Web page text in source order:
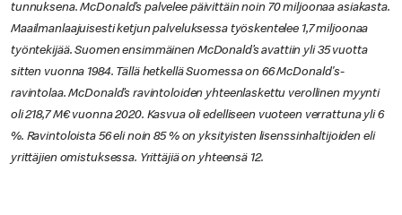
tunnuksena. McDonald’s palvelee päivittäin noin 70 miljoonaa asiakasta.
Maailmanlaajuisesti ketjun palveluksessa työskentelee 1,7 miljoonaa
työntekijää. Suomen ensimmäinen McDonald’s avattiin yli 35 vuotta
sitten vuonna 1984. Tällä hetkellä Suomessa on 66 McDonald's-
ravintolaa. McDonald’s ravintoloiden yhteenlaskettu verollinen myynti
oli 218,7 M€ vuonna 2020. Kasvua oli edelliseen vuoteen verrattuna yli 6
%. Ravintoloista 56 eli noin 85 % on yksityisten lisenssinhaltijoiden eli
yrittäjien omistuksessa. Yrittäjiä on yhteensä 12.